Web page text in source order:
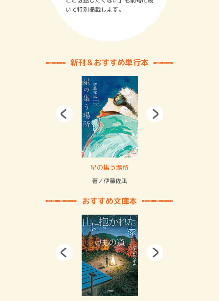
いて特別掲載します。
新刊＆おすすめ単行本
星の集う場所
著／伊藤佐凪
おすすめ文庫本